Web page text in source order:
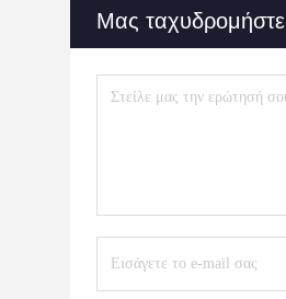
Φούρνος Αερίου Από
Θερμαινόμενο Γυαλί
Μας ταχυδρομήστε